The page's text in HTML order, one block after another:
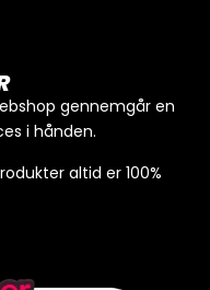
fragt gennemgår en
i hånden.
altid er 100%